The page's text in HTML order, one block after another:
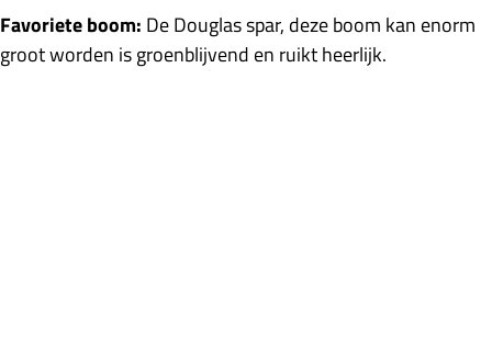
Favoriete boom: De Douglas spar, deze boom kan enorm
groot worden is groenblijvend en ruikt heerlijk.